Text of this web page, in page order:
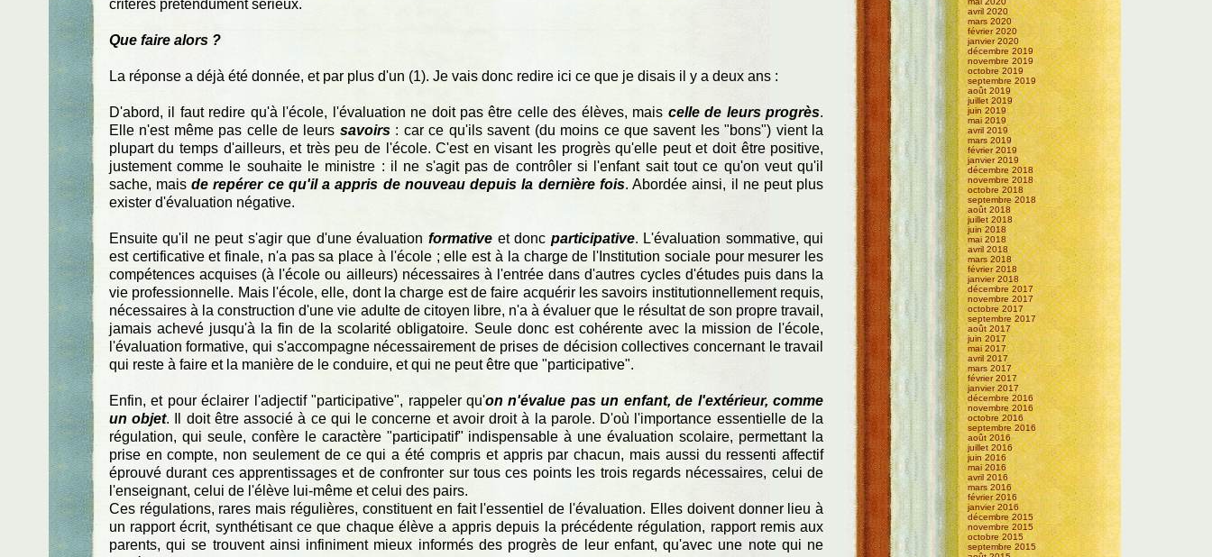
critères prétendument sérieux.
Que faire alors ?
La réponse a déjà été donnée, et par plus d'un (1). Je vais donc redire ici ce que je disais il y a deux ans :
D'abord, il faut redire qu'à l'école, l'évaluation ne doit pas être celle des élèves, mais celle de leurs progrès.
Elle n'est même pas celle de leurs savoirs: car ce qu'ils savent (du moins ce que savent les "bons") vient la
plupart du temps d'ailleurs, et très peu de l'école. C'est en visant les progrès qu'elle peut et doit être positive,
justement comme le souhaite le ministre : il ne s'agit pas de contrôler si l'enfant sait tout ce qu'on veut qu'il
sache, maisde repérer ce qu'il a appris de nouveau depuis la dernière fois. Abordée ainsi, il ne peut plus
exister d'évaluation négative.
Ensuite qu'il ne peut s'agir que d'une évaluationformative et donc participative. L'évaluation sommative, qui
est certificative et finale, n'a pas sa place à l'école ; elle est à la charge de l'Institution sociale pour mesurer les
compétences acquises (à l'école ou ailleurs) nécessaires à l'entrée dans d'autres cycles d'études puis dans la
vie professionnelle. Mais l'école, elle, dont la charge est de faire acquérir les savoirs institutionnellement requis,
nécessaires à la construction d'une vie adulte de citoyen libre, n'a à évaluer que le résultat de son propre travail,
jamais achevé jusqu'à la fin de la scolarité obligatoire. Seule donc est cohérente avec la mission de l'école,
l'évaluation formative, qui s'accompagne nécessairement de prises de décision collectives concernant le travail
qui reste à faire et la manière de le conduire, et qui ne peut être que "participative".
Enfin, et pour éclairer l'adjectif "participative", rappeler qu'on n'évalue pas un enfant, de l'extérieur, comme
un objet. Il doit être associé à ce qui le concerne et avoir droit à la parole. D'où l'importance essentielle de la
régulation, qui seule, confère le caractère "participatif" indispensable à une évaluation scolaire, permettant la
prise en compte, non seulement de ce qui a été compris et appris par chacun, mais aussi du ressenti affectif
éprouvé durant ces apprentissages et de confronter sur tous ces points les trois regards nécessaires, celui de
l'enseignant, celui de l'élève lui-même et celui des pairs.
Ces régulations, rares mais régulières, constituent en fait l'essentiel de l'évaluation. Elles doivent donner lieu à
un rapport écrit, synthétisant ce que chaque élève a appris depuis la précédente régulation, rapport remis aux
parents, qui se trouvent ainsi infiniment mieux informés des progrès de leur enfant, qu'avec une note qui ne
avril 2020
mars 2020
février 2020
janvier 2020
décembre 2019
novembre 2019
octobre 2019
septembre 2019
août 2019
juillet 2019
juin 2019
mai 2019
avril 2019
mars 2019
février 2019
janvier 2019
décembre 2018
novembre 2018
octobre 2018
septembre 2018
août 2018
juillet 2018
juin 2018
mai 2018
avril 2018
mars 2018
février 2018
janvier 2018
décembre 2017
novembre 2017
octobre 2017
septembre 2017
août 2017
juin 2017
mai 2017
avril 2017
mars 2017
février 2017
janvier 2017
décembre 2016
novembre 2016
octobre 2016
septembre 2016
août 2016
juillet 2016
juin 2016
mai 2016
avril 2016
mars 2016
février 2016
janvier 2016
décembre 2015
novembre 2015
octobre 2015
septembre 2015